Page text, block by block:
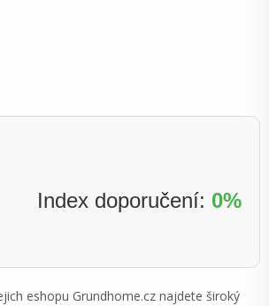
Index doporučení: 0%
eshopu Grundhome.cz najdete široký